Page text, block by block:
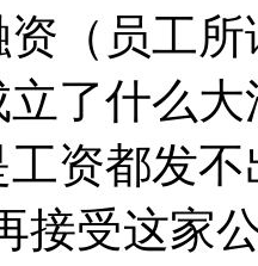
（员工
了什么
资都发
接受这家